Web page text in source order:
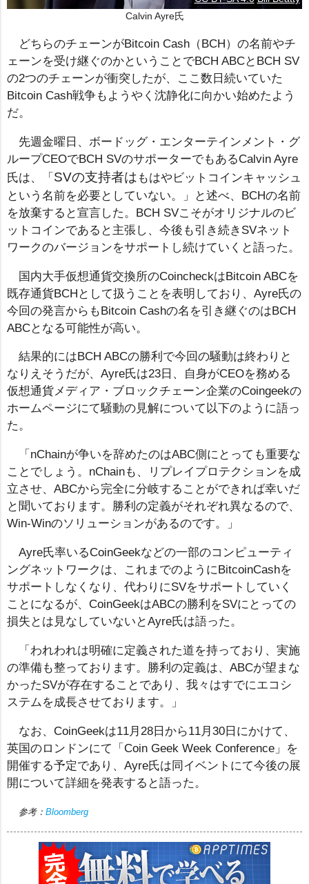
Calvin Ayre氏
どちらのチェーンがBitcoin Cash（BCH）の名前やチ
ェーンを受け継ぐのかということでBCH ABCとBCH SV
の2つのチェーンが衝突したが、ここ数日続いていた
Bitcoin Cash戦争もようやく沈静化に向かい始めたよう
だ。
先週金曜日、ボードッグ・エンターテインメント・グ
ループCEOでBCH SVのサポーターでもあるCalvin Ayre
氏は、「 SVの支持者は もはやビットコインキャッシュ
という名前を必要としていない。」と述べ、BCHの名前
を放棄すると宣言した。BCH SVこそがオリジナルのビ
ットコインであると主張し、今後も引き続きSVネット
ワークのバージョンをサポートし続けていくと語った。
国内大手仮想通貨交換所のCoincheckはBitcoin ABCを
既存通貨BCHとして扱うことを表明しており、Ayre氏の
今回の発言からもBitcoin Cashの名を引き継ぐのはBCH
ABCとなる可能性が高い。
結果的にはBCH ABCの勝利で今回の騒動は終わりと
なりえそうだが、Ayre氏は23日、自身がCEOを務める
仮想通貨メディア・ブロックチェーン企業のCoingeekの
ホームページにて騒動の見解について以下のように語っ
た。
「nChainが争いを辞めたのはABC側にとっても重要な
ことでしょう。nChainも、リプレイプロテクションを成
立させ、ABCから完全に分岐することができれば幸いだ
と聞いております。勝利の定義がそれぞれ異なるので、
Win-Winのソリューションがあるのです。」
Ayre氏率いるCoinGeekなどの一部のコンピューティ
ングネットワークは、これまでのようにBitcoinCashを
サポートしなくなり、代わりにSVをサポートしていく
ことになるが、CoinGeekはABCの勝利をSVにとっての
損失とは見なしていないとAyre氏は語った。
「われわれは明確に定義された道を持っており、実施
の準備も整っております。勝利の定義は、ABCが望まな
かったSVが存在することであり、我々はすでにエコシ
ステムを成長させております。」
なお、CoinGeekは11月28日から11月30日にかけて、
英国のロンドンにて「Coin Geek Week Conference」を
開催する予定であり、Ayre氏は同イベントにて今後の展
開について詳細を発表すると語った。
参考： Bloomberg